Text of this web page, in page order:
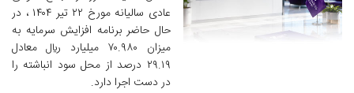
عادی سالیانه مورخ ۲۲ تیر ۱۴۰۴ ، در
حال حاضر برنامه افزایش سرمایه به
میزان ۷۰.۹۸۰ میلیارد ﷼ معادل
۲۹.۱۹ درصد از محل سود انباشته را
در دست اجرا دارد.